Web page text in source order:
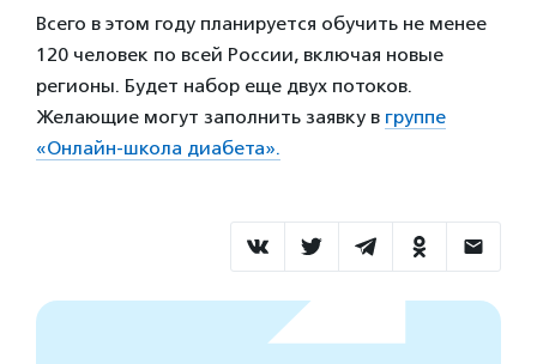
Всего в этом году планируется обучить не менее
120 человек по всей России, включая новые
регионы. Будет набор еще двух потоков.
Желающие могут заполнить заявку в группе
«Онлайн-школа диабета».